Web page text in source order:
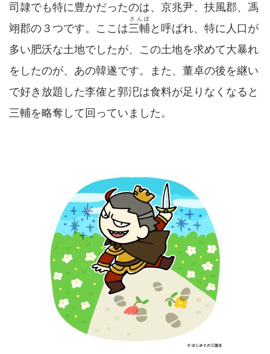
司隷でも特に豊かだったのは、京兆尹、扶風郡、馮
翊郡の３つです。ここは三輔
さんぽ
と呼ばれ、特に人口が
多い肥沃な土地でしたが、この土地を求めて大暴れ
をしたのが、あの韓遂です。また、董卓の後を継い
で好き放題した李傕と郭汜は食料が足りなくなると
三輔を略奪して回っていました。